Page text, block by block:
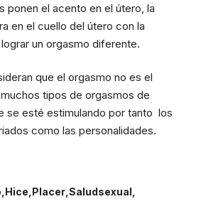
ponen el acento en el útero, la
en el cuello del útero con la
un orgasmo diferente.
que el orgasmo no es el
tipos de orgasmos de
se esté estimulando por tanto los
como las personalidades.
Hice Placer Saludsexual